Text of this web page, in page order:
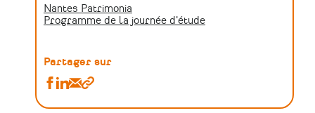
Nantes Patrimonia
Programme de la journée d'étude
Partager sur
Partager
Partager
Partager